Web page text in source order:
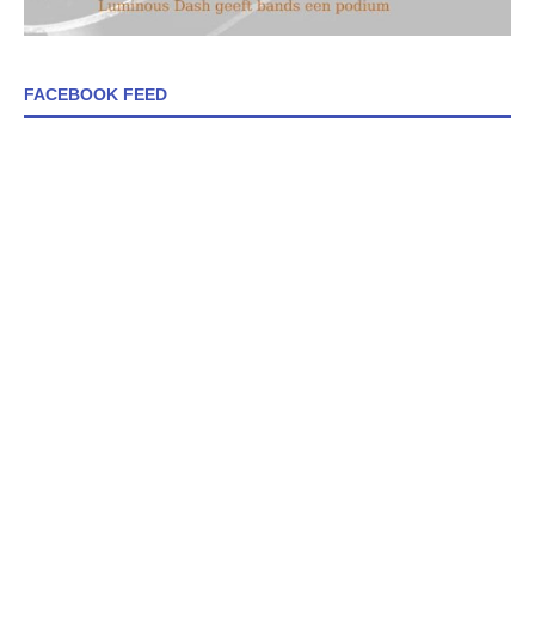
FACEBOOK FEED